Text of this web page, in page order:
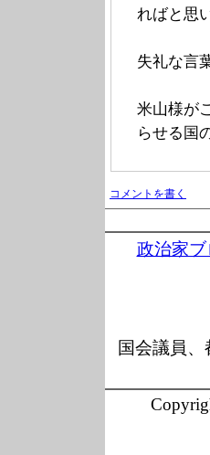
ればと思
失礼な言
米山様が
らせる国
コメントを書く
政治家ブ
国会議員